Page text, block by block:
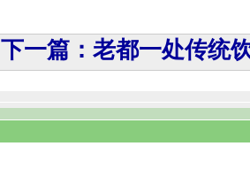
下一篇：老都一处传统